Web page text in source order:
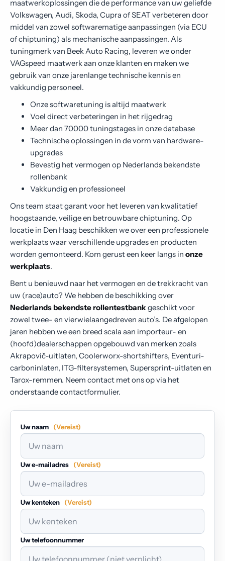
Contact
maatwerkoplossingen die de performance van uw geliefde
Volkswagen, Audi, Skoda, Cupra of SEAT verbeteren door
middel van zowel softwarematige aanpassingen (via ECU
of chiptuning) als mechanische aanpassingen. Als
tuningmerk van Beek Auto Racing, leveren we onder
VAGspeed maatwerk aan onze klanten en maken we
gebruik van onze jarenlange technische kennis en
vakkundig personeel.
Onze softwaretuning is altijd maatwerk
Voel direct verbeteringen in het rijgedrag
Meer dan 70000 tuningstages in onze database
Technische oplossingen in de vorm van hardware-
upgrades
Bevestig het vermogen op Nederlands bekendste
rollenbank
Vakkundig en professioneel
Ons team staat garant voor het leveren van kwalitatief
hoogstaande, veilige en betrouwbare chiptuning. Op
locatie in Den Haag beschikken we over een professionele
werkplaats waar verschillende upgrades en producten
worden gemonteerd. Kom gerust een keer langs in onze
werkplaats.
Bent u benieuwd naar het vermogen en de trekkracht van
uw (race)auto? We hebben de beschikking over
Nederlands bekendste rollentestbankgeschikt voor
zowel twee- en vierwielaangedreven auto’s. De afgelopen
jaren hebben we een breed scala aan importeur- en
(hoofd)dealerschappen opgebouwd van merken zoals
Akrapovič-uitlaten, Coolerworx-shortshifters, Eventuri-
carboninlaten, ITG-filtersystemen, Supersprint-uitlaten en
Tarox-remmen. Neem contact met ons op via het
onderstaande contactformulier.
Uw naam (Vereist)
Uw e-mailadres (Vereist)
Uw kenteken (Vereist)
Uw telefoonnummer